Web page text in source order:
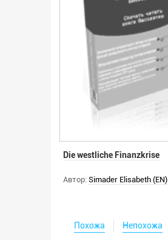
Die westliche Finanzkrise
Автор: Simader Elisabeth (EN)
Похожа Непохожа